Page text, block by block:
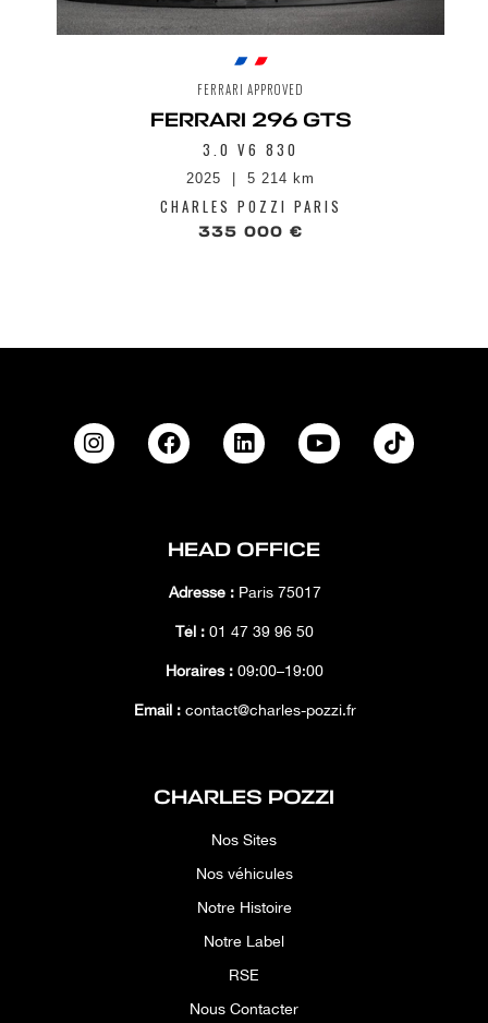
FERRARI APPROVED
FERRARI 296 GTS
3.0 V6 830
2025 5 214 km
CHARLES POZZI PARIS
335 000 €
HEAD OFFICE
Adresse :Paris 75017
Tél : 01 47 39 96 50
Horaires : 09:00–19:00
Email :contact@charles-pozzi.fr
CHARLES POZZI
Nos Sites
Nos véhicules
Notre Histoire
Notre Label
RSE
Nous Contacter